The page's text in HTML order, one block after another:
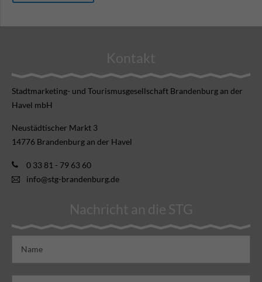
Kontakt
Stadtmarketing- und Tourismusgesellschaft Brandenburg an der
Havel mbH
Neustädtischer Markt 3
14776 Brandenburg an der Havel
0 33 81 - 79 63 60
info@stg-brandenburg.de
Nachricht an die STG